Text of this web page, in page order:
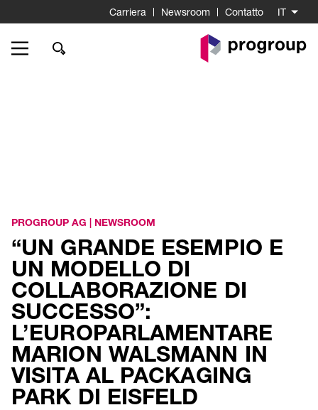
Carriera Newsroom Contatto IT
Go
to
PROGROUP AG | NEWSROOM
“UN GRANDE ESEMPIO E
UN MODELLO DI
COLLABORAZIONE DI
SUCCESSO”:
L’EUROPARLAMENTARE
MARION WALSMANN IN
VISITA AL PACKAGING
PARK DI EISFELD